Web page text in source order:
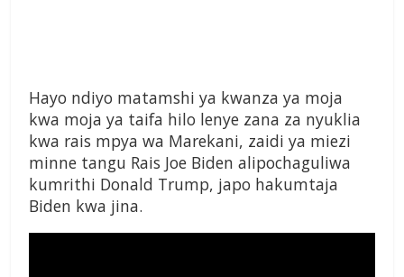
Hayo ndiyo matamshi ya kwanza ya moja
kwa moja ya taifa hilo lenye zana za nyuklia
kwa rais mpya wa Marekani, zaidi ya miezi
minne tangu Rais Joe Biden alipochaguliwa
kumrithi Donald Trump, japo hakumtaja
Biden kwa jina.